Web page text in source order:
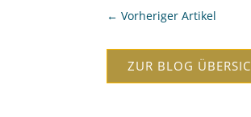
← Vorheriger Artikel
ZUR BLOG